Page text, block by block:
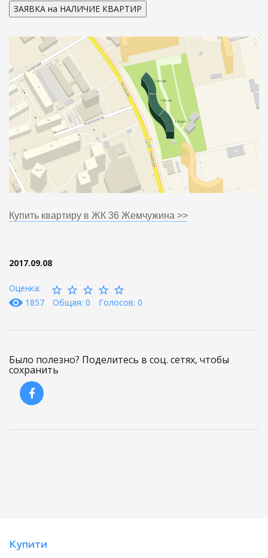
ЗАЯВКА на НАЛИЧИЕ КВАРТИР
Купить квартиру в ЖК 36 Жемчужина >>
2017.09.08
Оценка:
1857
Общая: 0 Голосов: 0
Было полезно? Поделитесь в соц. сетях, чтобы
сохранить
Купити